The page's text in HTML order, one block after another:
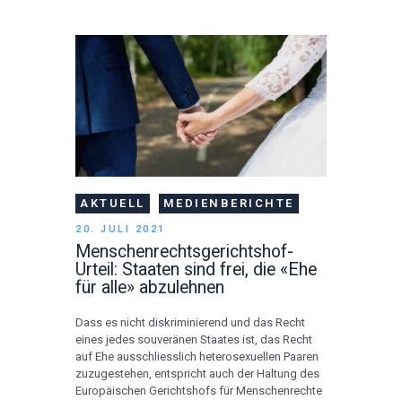
AKTUELL MEDIENBERICHTE
20. JULI 2021
Menschenrechtsgerichtshof-
Urteil: Staaten sind frei, die «Ehe
für alle» abzulehnen
Dass es nicht diskriminierend und das Recht
eines jedes souveränen Staates ist, das Recht
auf Ehe ausschliesslich heterosexuellen Paaren
zuzugestehen, entspricht auch der Haltung des
Europäischen Gerichtshofs für Menschenrechte